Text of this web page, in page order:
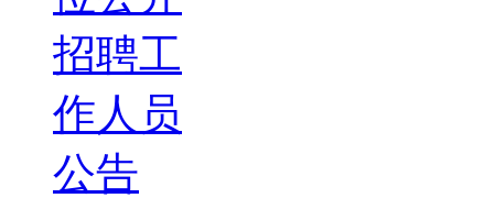
招聘工
作人员
公告